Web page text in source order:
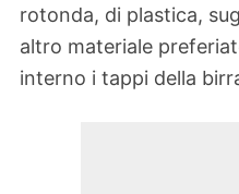
rotonda, di plastica,
altro materiale
interno i tappi della